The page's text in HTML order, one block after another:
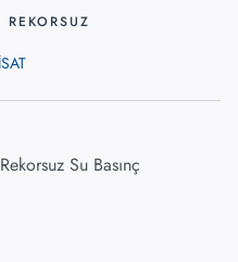
Su Basınç